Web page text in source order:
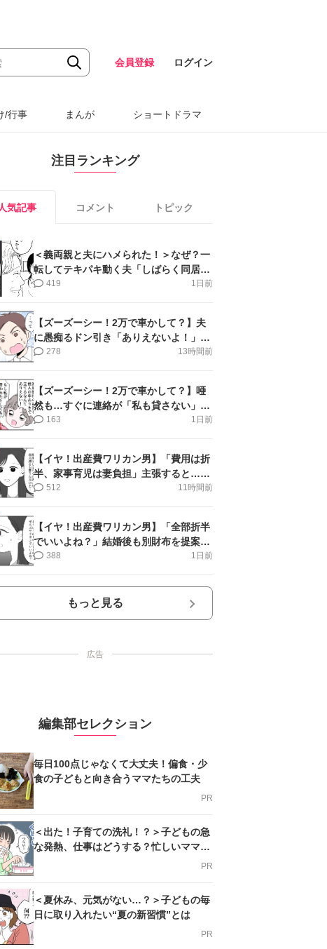
会員登録 ログイン
/行事 まんが ショートドラマ
注目ランキング
人気記事 コメント トピック
＜義両親と夫にハメられた！＞なぜ？一
転してテキパキ動く夫「しばらく同居」
提案され【第4話まんが】
1日前
419
【ズーズーシー！2万で車かして？】夫
に愚痴るドン引き「ありえないよ！」＜
第16話＞#4コマ母道場
13時間前
278
【ズーズーシー！2万で車かして？】唖
然も…すぐに連絡が「私も貸さない」＜
第15話＞#4コマ母道場
1日前
163
【イヤ！出産費ワリカン男】「費用は折
半、家事育児は妻負担」主張すると…＜
第11話＞#4コマ母道場
11時間前
512
【イヤ！出産費ワリカン男】「全部折半
でいいよね？」結婚後も別財布を提案＜
第10話＞#4コマ母道場
1日前
388
もっと見る
広告
編集部セレクション
毎日100点じゃなくて大丈夫！偏食・少
食の子どもと向き合うママたちの工夫
PR
＜出た！子育ての洗礼！？＞子どもの急
な発熱、仕事はどうする？忙しいママを
PR
＜夏休み、元気がない…？＞子どもの毎
日に取り入れたい“夏の新習慣”とは
PR